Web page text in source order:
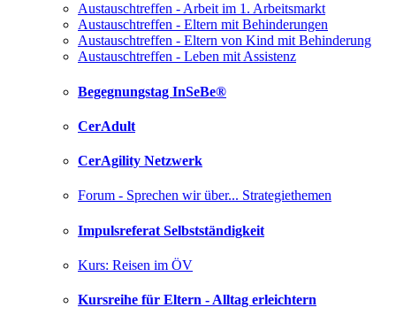
Austauschtreffen - Arbeit im 1. Arbeitsmarkt
Austauschtreffen - Eltern mit Behinderungen
Austauschtreffen - Eltern von Kind mit Behinderung
Austauschtreffen - Leben mit Assistenz
Begegnungstag InSeBe®
CerAdult
CerAgility Netzwerk
Forum - Sprechen wir über... Strategiethemen
Impulsreferat Selbstständigkeit
Kurs: Reisen im ÖV
Kursreihe für Eltern - Alltag erleichtern